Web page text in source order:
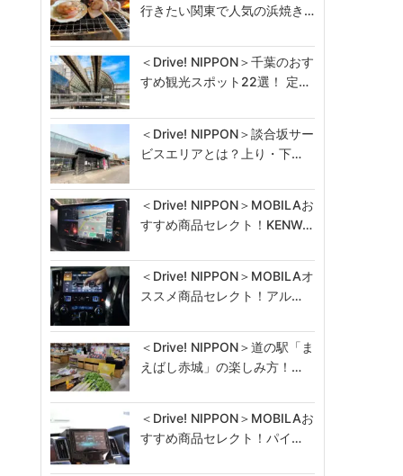
行きたい関東で人気の浜焼き…
＜Drive! NIPPON＞千葉のおす
すめ観光スポット22選！ 定…
＜Drive! NIPPON＞談合坂サー
ビスエリアとは？上り・下…
＜Drive! NIPPON＞MOBILAお
すすめ商品セレクト！KENW…
＜Drive! NIPPON＞MOBILAオ
ススメ商品セレクト！アル…
＜Drive! NIPPON＞道の駅「ま
えばし赤城」の楽しみ方！…
＜Drive! NIPPON＞MOBILAお
すすめ商品セレクト！パイ…